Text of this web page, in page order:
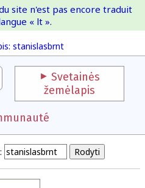
IOI
stanislasbrnt
site n'est pas encore traduit
« lt ».
Svetainės
žemėlapis